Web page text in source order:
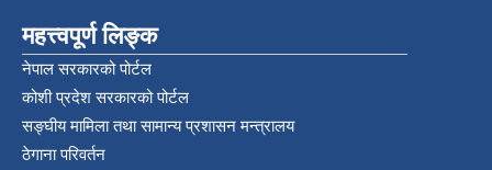
महत्त्वपूर्ण लिङ्क
नेपाल सरकारको पोर्टल
कोशी प्रदेश सरकारको पोर्टल
सङ्‍घीय मामिला तथा सामान्य प्रशासन मन्त्रालय
ठेगाना परिवर्तन